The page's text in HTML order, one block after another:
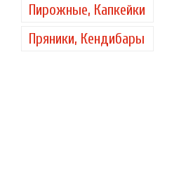
Пирожные, Капкейки
Пряники, Кендибары